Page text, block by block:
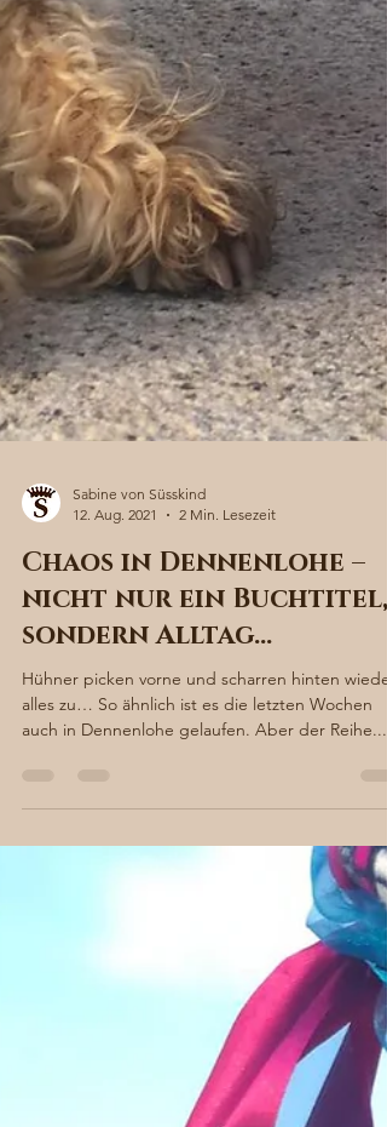
Sabine von Süsskind
Chaos in Dennenlohe –
nicht nur ein Buchtitel,
sondern Alltag…
Hühner picken vorne und scharren hinten wieder